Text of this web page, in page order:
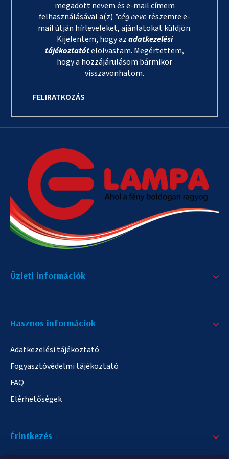
megadott nevem és e-mail címem
felhasználásával a(z) *cég neverészemre e-
mail útján hírleveleket, ajánlatokat küldjön.
Kijelentem, hogy azadatkezelési
tájékoztatótelolvastam. Megértettem,
hogy a hozzájárulásom bármikor
visszavonhatom.
FELIRATKOZÁS
Üzleti információk
Hasznos informáciok
Adatkezelési tájékoztató
Fogyasztóvédelmi tájékoztató
FAQ
Elérhetőségek
Érintkezés